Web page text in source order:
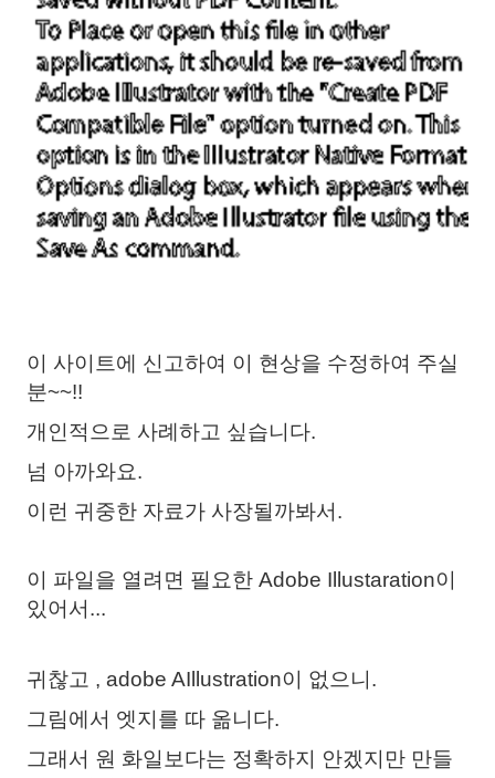
이 사이트에 신고하여 이 현상을 수정하여 주실
분~~!!
개인적으로 사례하고 싶습니다.
넘 아까와요.
이런 귀중한 자료가 사장될까봐서.
이 파일을 열려 면 필요한 Adobe Illustaration이
있어서...
귀찮고 , adobe AIllustration이 없으니.
그림에서 엣지를 따 옮니다.
그래서 원 화일보다는 정확하지 안겠지만 만들